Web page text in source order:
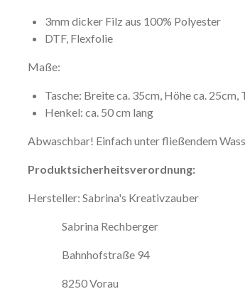
3mm dicker Filz aus 100% Polyester
DTF, Flexfolie
Maße:
Tasche: Breite ca. 35cm, Höhe ca. 25cm,
Henkel: ca. 50 cm lang
Abwaschbar! Einfach unter fließendem
Produktsicherheitsverordnung:
Hersteller: Sabrina's Kreativzauber
Sabrina Rechberger
Bahnhofstraße 94
8250 Vorau